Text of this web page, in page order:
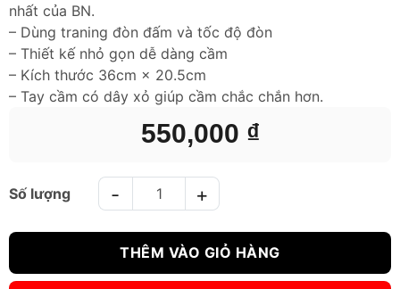
550,000 ₫
nhất của BN.
– Dùng traning đòn đấm và tốc độ đòn
– Thiết kế nhỏ gọn dễ dàng cầm
– Kích thước 36cm × 20.5cm
– Tay cầm có dây xỏ giúp cầm chắc chắn hơn.
Vợt Đấm Boxing - Kickboxing BN số lượng
THÊM VÀO GIỎ HÀNG